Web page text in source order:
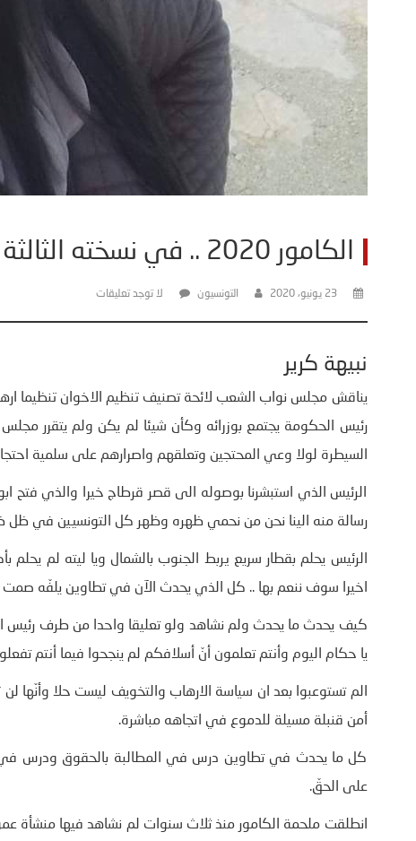
الكامور 2020 .. في نسخته الثالثة
23 يونيو، 2020 التونسيون لا توجد تعليقات
نبيهة كرير
يناقش مجلس نواب الشعب لائحة تصنيف تنظيم الاخوان تنظيما
رئيس الحكومة يجتمع بوزرائه وكأن شيئا لم يكن ولم يتقرر
السيطرة لولا وعي المحتجين وتعلقهم واصرارهم على سلمية
الرئيس الذي استبشرنا بوصوله الى قصر قرطاج خيرا والذي فتح
رسالة منه الينا نحن من نحمي ظهره وظهر كل التونسيين في ظل
الرئيس يحلم بقطار سريع يربط الجنوب بالشمال ويا ليته لم يحلم
اخيرا سوف ننعم بها .. كل الذي يحدث الآن في تطاوين يلفّه
كيف يحدث ما يحدث ولم نشاهد ولو تعليقا واحدا من طرف
يا حكام اليوم وأنتم تعلمون أنّ أسلافكم لم ينجحوا فيما أنتم
الم تستوعبوا بعد ان سياسة الارهاب والتخويف ليست حلا وأنّها
أمن قنبلة مسيلة للدموع في اتجاهه مباشرة.
كل ما يحدث في تطاوين درس في المطالبة بالحقوق ودرس في
على الحقّ.
انطلقت ملحمة الكامور منذ ثلاث سنوات لم نشاهد فيها منشأة